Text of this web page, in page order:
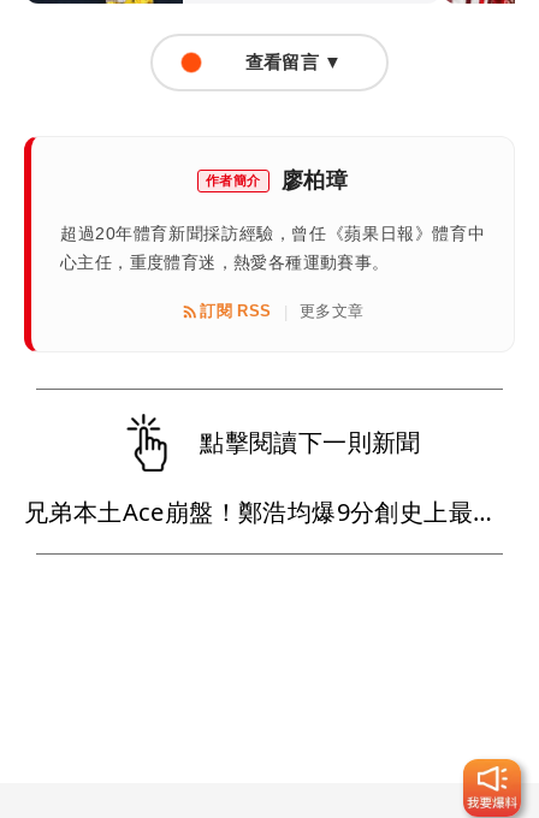
查看留言 ▼
作者簡介 廖柏璋
超過20年體育新聞採訪經驗，曾任《蘋果日報》體育中
心主任，重度體育迷，熱愛各種運動賽事。
訂閱 RSS | 更多文章
點擊閱讀下一則新聞
兄弟本土Ace崩盤！鄭浩均爆9分創史上最慘 火速下放二軍